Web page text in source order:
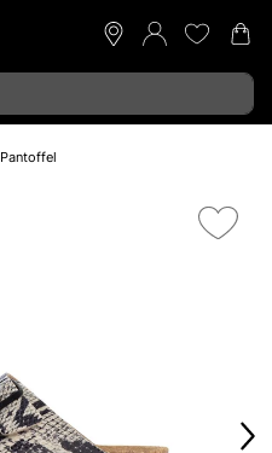
Pantoffel